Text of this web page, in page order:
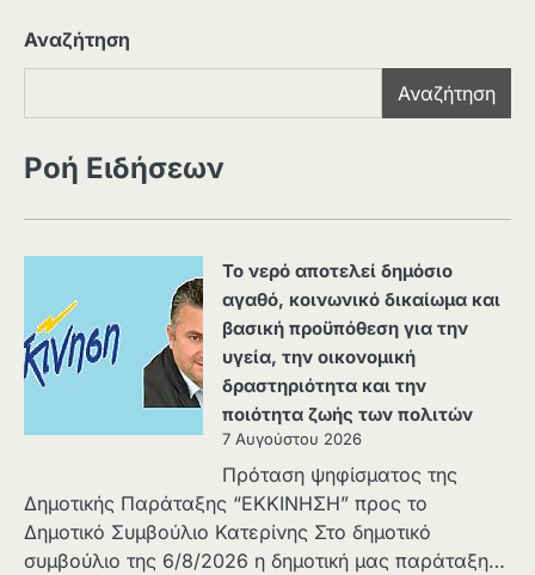
Αναζήτηση
Αναζήτηση
Ροή Ειδήσεων
Το νερό αποτελεί δημόσιο
αγαθό, κοινωνικό δικαίωμα και
βασική προϋπόθεση για την
υγεία, την οικονομική
δραστηριότητα και την
ποιότητα ζωής των πολιτών
7 Αυγούστου 2026
Πρόταση ψηφίσματος της
Δημοτικής Παράταξης “ΕΚΚΙΝΗΣΗ” προς το
Δημοτικό Συμβούλιο Κατερίνης Στο δημοτικό
συμβούλιο της 6/8/2026 η δημοτική μας παράταξη…